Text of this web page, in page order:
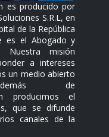
es producido por
S.R.L, en
de la República
es el Abogado y
Nuestra misión
a intereses
un medio abierto
de
producimos el
que se difunde
canales de la